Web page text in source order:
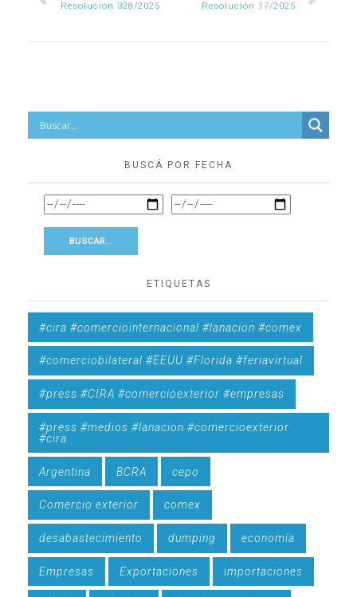
Resolución 328/2025 Resolución 17/2025
BUSCÁ POR FECHA
ETIQUETAS
#cira #comerciointernacional #lanacion #comex
#comerciobilateral #EEUU #Florida #feriavirtual
#press #CIRA #comercioexterior #empresas
#press #medios #lanacion #comercioexterior
#cira
Argentina BCRA cepo
Comercio exterior comex
desabastecimiento dumping economía
Empresas Exportaciones importaciones